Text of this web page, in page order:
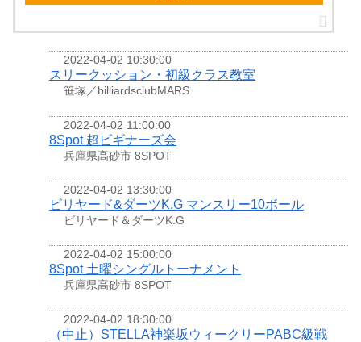
2022-04-02 10:30:00
スリークッション・初級クラス教室
笹塚／billiardsclubMARS
2022-04-02 11:00:00
8Spot 超ビギナーズ会
兵庫県高砂市 8SPOT
2022-04-02 13:30:00
ビリヤード&ダーツK.G マンスリー10ボール
ビリヤード＆ダーツK.G
2022-04-02 15:00:00
8Spot 土曜シングルトーナメント
兵庫県高砂市 8SPOT
2022-04-02 18:30:00
（中止）STELLA神楽坂ウィークリーPABC級戦